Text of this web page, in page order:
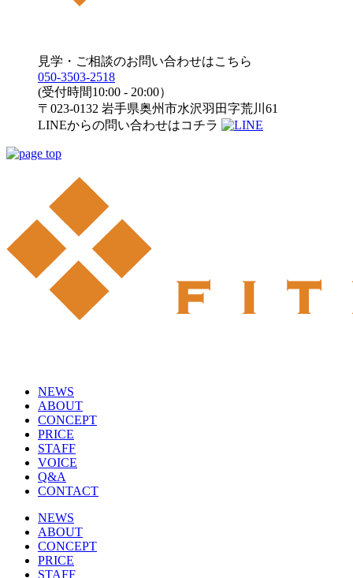
見学・ご相談のお問い合わせはこちら
050-3503-2518
(受付時間10:00 - 20:00）
〒023-0132 岩手県奥州市水沢羽田字荒川61
LINEからの問い合わせはコチラ
NEWS
ABOUT
CONCEPT
PRICE
STAFF
VOICE
Q&A
CONTACT
NEWS
ABOUT
CONCEPT
PRICE
STAFF